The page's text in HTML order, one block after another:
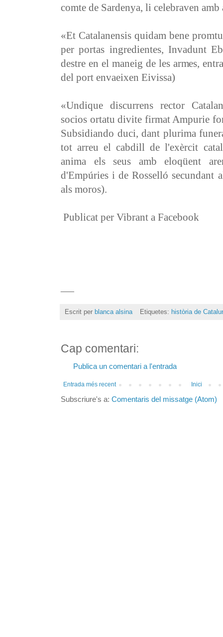
comte de Sardenya, li celebraven
«Et Catalanensis quidam bene
per portas ingredientes, Invadunt
destre en el maneig de les armes,
del port envaeixen Eivissa)
«Undique discurrens rector
socios ortatu divite firmat Ampurie
Subsidiando duci, dant plurima
tot arreu el cabdill de l'exèrcit
anima els seus amb eloqüent
d'Empúries i de Rosselló secundant
als moros).
Publicat per Vibrant a Facebook
Escrit per blanca alsina Etiquetes: història de
Cap comentari:
Publica un comentari a l'entrada
Entrada més recent Inici
Subscriure's a: Comentaris del missatge (Atom)